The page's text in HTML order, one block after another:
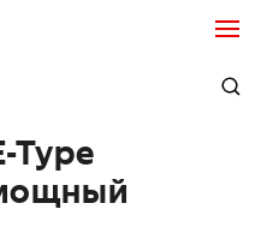
Type